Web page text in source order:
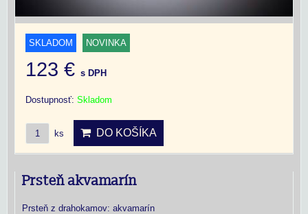
SKLADOM NOVINKA
123 € s DPH
Dostupnosť: Skladom
ks DO KOŠÍKA
Prsteň akvamarín
Prsteň z drahokamov: akvamarín